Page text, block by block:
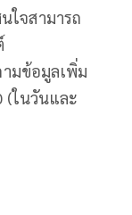
ใจสามารถ
มข้อมูลเพิ่ม
(ในวันและ